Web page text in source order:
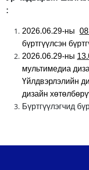
:
2026.06.29-ны
бүртгүүлсэн
2026.06.29-ны
мультимедиа
Үйлдвэрлэлийн
дизайн
Бүртгүүлэгчид